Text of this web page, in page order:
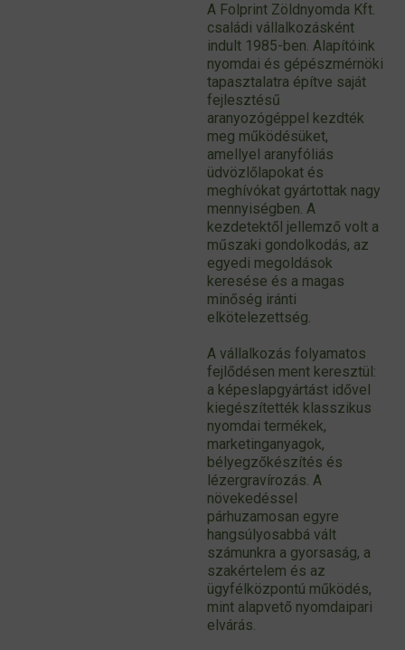
A Folprint Zöldnyomda Kft.
családi vállalkozásként
indult 1985-ben. Alapítóink
nyomdai és gépészmérnöki
tapasztalatra építve saját
fejlesztésű
aranyozógéppel kezdték
meg működésüket,
amellyel aranyfóliás
üdvözlőlapokat és
meghívókat gyártottak nagy
mennyiségben. A
kezdetektől jellemző volt a
műszaki gondolkodás, az
egyedi megoldások
keresése és a magas
minőség iránti
elkötelezettség.
A vállalkozás folyamatos
fejlődésen ment keresztül:
a képeslapgyártást idővel
kiegészítették klasszikus
nyomdai termékek,
marketinganyagok,
bélyegzőkészítés és
lézergravírozás. A
növekedéssel
párhuzamosan egyre
hangsúlyosabbá vált
számunkra a gyorsaság, a
szakértelem és az
ügyfélközpontú működés,
mint alapvető nyomdaipari
elvárás.